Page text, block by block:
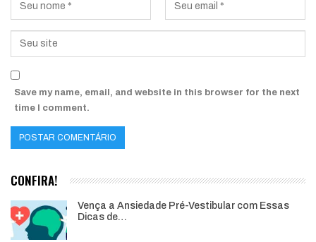
Save my name, email, and website in this browser for the next
time I comment.
CONFIRA!
Vença a Ansiedade Pré-Vestibular com Essas
Dicas de…